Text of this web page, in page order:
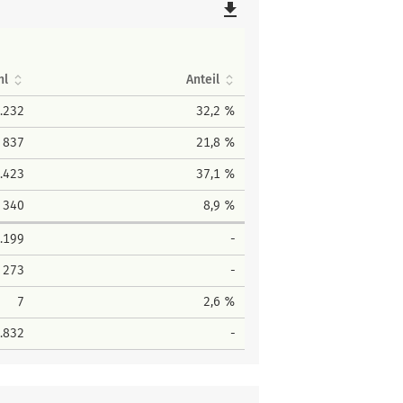
file_download
Anteil
32,2 %
837 21,8 %
37,1 %
340 8,9 %
-
273 -
7 2,6 %
-